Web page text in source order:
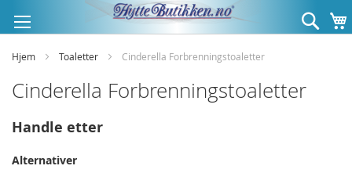
til
innhold
Søk
Hjem Toaletter Cinderella Forbrenningstoaletter
Cinderella Forbrenningstoaletter
Handle etter
Alternativer